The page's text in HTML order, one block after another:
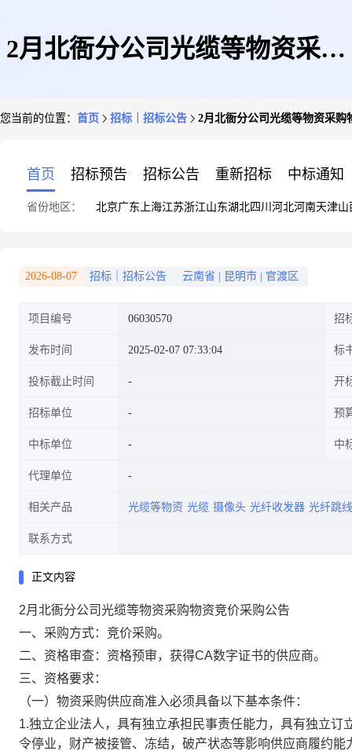
2月北衙分公司光缆等物资采购
您当前的位置： 首页 招标｜招标公告 2月北衙分公司光缆等物资采购
首页 招标预告 招标公告 重新招标 中标通知
省份地区： 北京广东 上海江苏浙江山东湖北四川 河北河南天津山
2026-08-07 招标｜招标公告 云南省 昆明市 官渡区
项目编号 06030570 招
发布时间 2025-02-07 07:33:04 标
投标截止时间 开
招标单位 预
中标单位 中
代理单位
相关产品 光缆等物资 光缆 摄像头 光纤收发器 光纤跳线
联系方式
正文内容
2月北衙分公司光缆等物资采购物资竞价采购公告
一、采购方式：竞价采购。
二、资格审查：资格预审，获得CA数字证书的供应商。
三、资格要求：
（一）物资采购供应商准入必须具备以下基本条件：
1.独立企业法人，具有独立承担民事责任能力，具有独立
令停业，财产被接管、冻结，破产状态等影响供应商履约